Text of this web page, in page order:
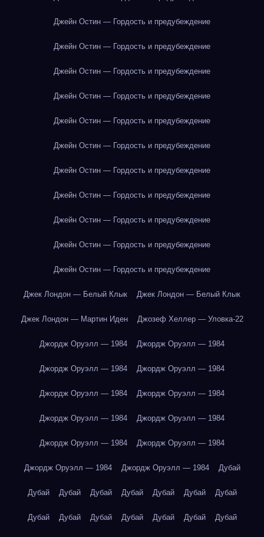
Джейн Остин — Гордость и предубеждение
Джейн Остин — Гордость и предубеждение
Джейн Остин — Гордость и предубеждение
Джейн Остин — Гордость и предубеждение
Джейн Остин — Гордость и предубеждение
Джейн Остин — Гордость и предубеждение
Джейн Остин — Гордость и предубеждение
Джейн Остин — Гордость и предубеждение
Джейн Остин — Гордость и предубеждение
Джейн Остин — Гордость и предубеждение
Джейн Остин — Гордость и предубеждение
Джек Лондон — Белый Клык Джек Лондон — Белый Клык
Джек Лондон — Мартин Иден Джозеф Хеллер — Уловка-22
Джордж Оруэлл — 1984 Джордж Оруэлл — 1984
Джордж Оруэлл — 1984 Джордж Оруэлл — 1984
Джордж Оруэлл — 1984 Джордж Оруэлл — 1984
Джордж Оруэлл — 1984 Джордж Оруэлл — 1984
Джордж Оруэлл — 1984 Джордж Оруэлл — 1984
Джордж Оруэлл — 1984 Джордж Оруэлл — 1984 Дубай
Дубай Дубай Дубай Дубай Дубай Дубай Дубай
Дубай Дубай Дубай Дубай Дубай Дубай Дубай